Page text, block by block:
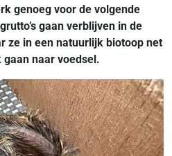
genoeg voor de volgende
gaan verblijven in de
ze in een natuurlijk biotoop net
naar voedsel.